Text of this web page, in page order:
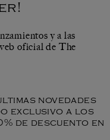
y a las
oficial de The
novedades
exclusivo a los
de descuento en